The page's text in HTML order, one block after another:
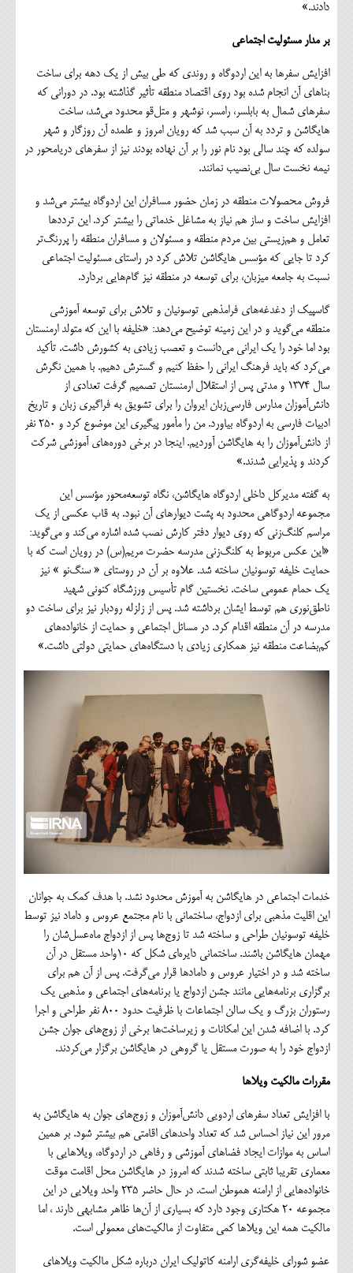
دادند.»
بر مدار مسئولیت اجتماعی
افزایش سفرها به این اردوگاه و روندی که طی بیش از یک دهه برای ساخت
بناهای آن انجام شده بود روی اقتصاد منطقه تأثیر گذاشته بود. در دورانی که
سفرهای شمال به بابلسر، رامسر، نوشهر و متل‌قو محدود می‌شد، ساخت
هایگاشن و تردد به آن سبب شد که رویان امروز و علمده آن روزگار و شهر
سولده که چند سالی بود نام نور را بر آن نهاده بودند نیز از سفرهای دریامحور در
نیمه نخست سال بی‌نصیب نمانند.
فروش محصولات منطقه در زمان حضور مسافران این اردوگاه بیشتر می‌شد و
افزایش ساخت و ساز هم نیاز به مشاغل خدماتی را بیشتر کرد. این ترددها
تعامل و هم‌زیستی بین مردم منطقه و مسئولان و مسافران منطقه را پررنگ‌تر
کرد تا جایی که مؤسس هایگاشن تلاش کرد در راستای مسئولیت اجتماعی
نسبت به جامعه میزبان، برای توسعه در منطقه نیز گام‌هایی بردارد.
گاسپیک از دغدغه‌های فرامذهبی توسونیان و تلاش برای توسعه آموزشی
منطقه می‌گوید و در این زمینه توضیح می‌دهد: «خلیفه با این که متولد ارمنستان
بود اما خود را یک ایرانی می‌دانست و تعصب زیادی به کشورش داشت. تأکید
می‌کرد که باید فرهنگ ایرانی را حفظ کنیم و گسترش دهیم. با همین نگرش
سال ۱۳۷۴ و مدتی پس از استقلال ارمنستان تصمیم گرفت تعدادی از
دانش‌آموزان مدارس فارسی‌زبان ایروان را برای تشویق به فراگیری زبان و تاریخ
ادبیات فارسی به اردوگاه بیاورد. من را مأمور پیگیری این موضوع کرد و ۲۵۰ نفر
از دانش‌آموزان را به هایگاشن آوردیم. اینجا در برخی دوره‌های آموزشی شرکت
کردند و پذیرایی شدند.»
به گفته مدیرکل داخلی اردوگاه هایگاشن، نگاه توسعه‌محور مؤسس این
مجموعه اردوگاهی محدود به پشت دیوارهای آن نبود. به قاب عکسی از یک
مراسم کلنگ‌زنی که روی دیوار دفتر کارش نصب شده اشاره می‌کند و می‌گوید:
«این عکس مربوط به کلنگ‌زنی مدرسه حضرت مریم(س) در رویان است که با
حمایت خلیفه توسونیان ساخته شد. علاوه بر آن در روستای « سنگ‌نو » نیز
یک حمام عمومی ساخت. نخستین گام تأسیس ورزشگاه کنونی شهید
ناطق‌نوری هم توسط ایشان برداشته شد. پس از زلزله رودبار نیز برای ساخت دو
مدرسه در آن منطقه اقدام کرد. در مسائل اجتماعی و حمایت از خانواده‌های
کم‌بضاعت منطقه نیز همکاری زیادی با دستگاه‌های حمایتی دولتی داشت.»
خدمات اجتماعی در هایگاشن به آموزش محدود نشد. با هدف کمک به جوانان
این اقلیت مذهبی برای ازدواج، ساختمانی با نام مجتمع عروس و داماد نیز توسط
خلیفه توسونیان طراحی و ساخته شد تا زوج‌ها پس از ازدواج ماه‌عسل‌شان را
مهمان هایگاشن باشند. ساختمانی دایره‌ای شکل که ۱۰واحد مستقل در آن
ساخته شد و در اختیار عروس و دامادها قرار می‌گرفت. پس از آن هم برای
برگزاری برنامه‌هایی مانند جشن ازدواج یا برنامه‌های اجتماعی و مذهبی یک
رستوران بزرگ و یک سالن اجتماعات با ظرفیت حدود ۸۰۰ نفر طراحی و اجرا
کرد. با اضافه شدن این امکانات و زیرساخت‌ها برخی از زوج‌های جوان جشن
ازدواج خود را به صورت مستقل یا گروهی در هایگاشن برگزار می‌کردند.
مقررات مالکیت ویلاها
با افزایش تعداد سفرهای اردویی دانش‌آموزان و زوج‌های جوان به هایگاشن به
مرور این نیاز احساس شد که تعداد واحدهای اقامتی هم بیشتر شود. بر همین
اساس به موازات ایجاد فضاهای آموزشی و رفاهی در اردوگاه، ویلاهایی با
معماری تقریبا ثابتی ساخته شدند که امروز در هایگاشن محل اقامت موقت
خانواده‌هایی از ارامنه هموطن است. در حال حاضر ۲۳۵ واحد ویلایی در این
مجموعه ۲۰ هکتاری وجود دارد که بسیاری از آن‌ها ظاهر مشابهی دارند ، اما
مالکیت همه این ویلاها کمی متفاوت از مالکیت‌های معمولی است.
عضو شورای خلیفه‌گری ارامنه کاتولیک ایران درباره شکل مالکیت ویلاهای